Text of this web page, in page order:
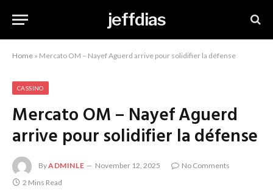
jeffdias
Home » Mercato OM – Nayef Aguerd arrive pour solidifier la défense
CASSINO
Mercato OM – Nayef Aguerd
arrive pour solidifier la défense
ByADMINLE November 12, 2025
No Comments
2 Mins Read